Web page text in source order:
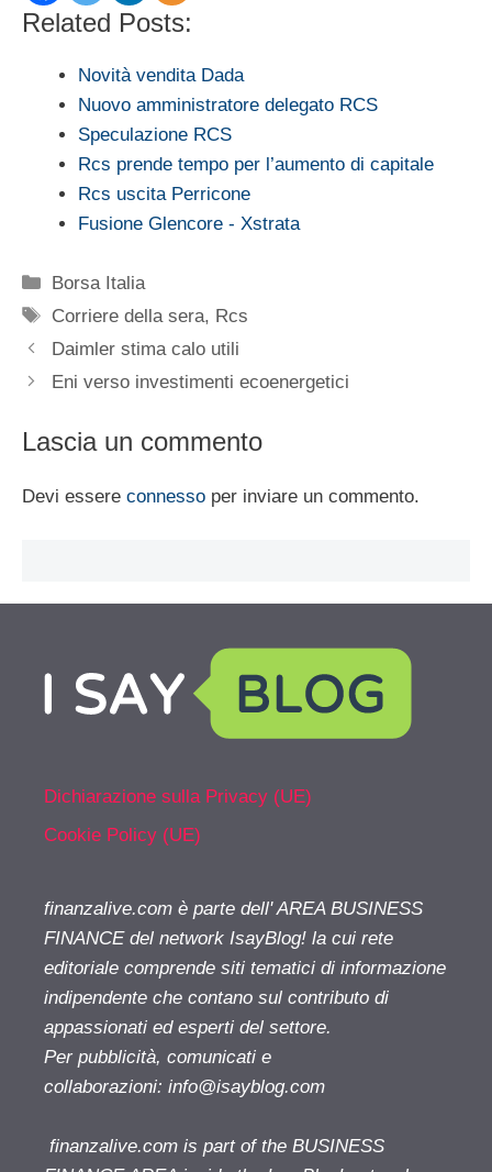
Related Posts:
Novità vendita Dada
Nuovo amministratore delegato RCS
Speculazione RCS
Rcs prende tempo per l’aumento di capitale
Rcs uscita Perricone
Fusione Glencore - Xstrata
Categorie
Borsa Italia
Tag
Corriere della sera, Rcs
Daimler stima calo utili
Eni verso investimenti ecoenergetici
Lascia un commento
Devi essere connesso per inviare un commento.
Dichiarazione sulla Privacy (UE)
Cookie Policy (UE)
finanzalive.com è parte dell' AREA BUSINESS
FINANCE del network IsayBlog! la cui rete
editoriale comprende siti tematici di informazione
indipendente che contano sul contributo di
appassionati ed esperti del settore.
Per pubblicità, comunicati e
collaborazioni: info@isayblog.com
finanzalive.com is part of the BUSINESS